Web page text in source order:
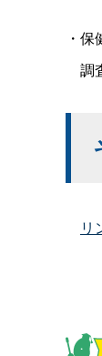
・
調
リ